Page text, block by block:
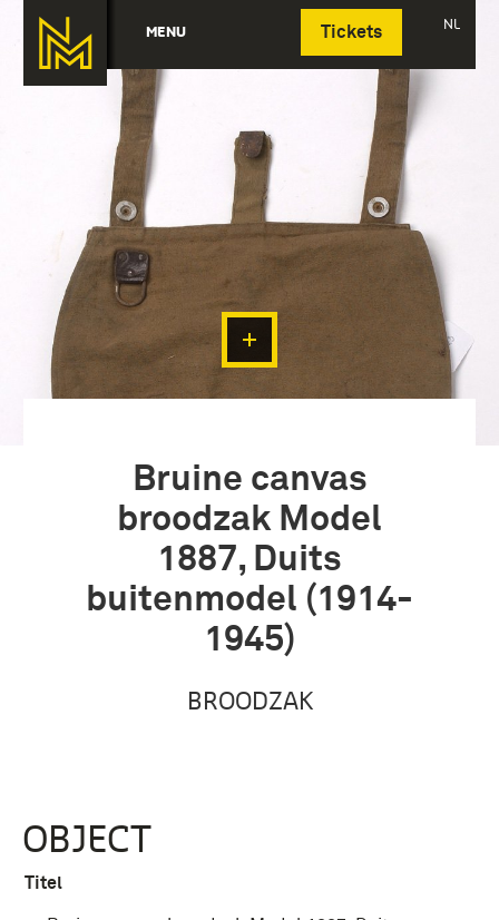
MENU Tickets NL
Deutsch
Bruine canvas
broodzak Model
1887, Duits
buitenmodel (1914-
1945)
BROODZAK
OBJECT
Titel